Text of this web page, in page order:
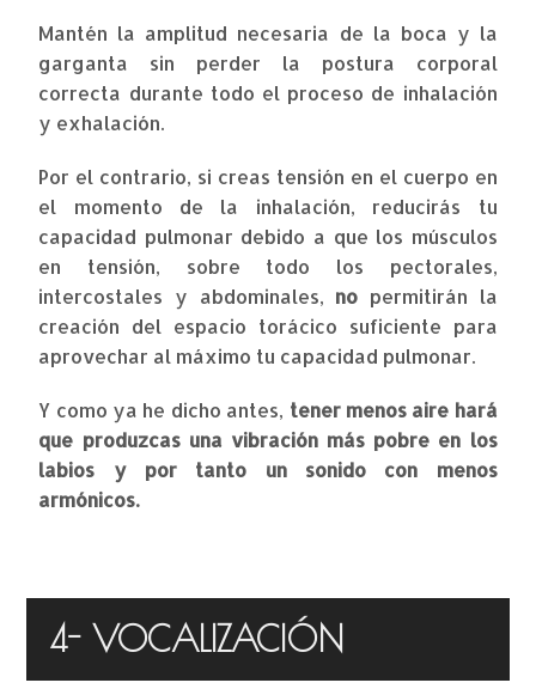
Mantén la amplitud necesaria de la boca y la
garganta sin perder la postura corporal
correcta durante todo el proceso de inhalación
y exhalación.
Por el contrario, si creas tensión en el cuerpo en
el momento de la inhalación, reducirás tu
capacidad pulmonar debido a que los músculos
en tensión, sobre todo los pectorales,
intercostales y abdominales, no permitirán la
creación del espacio torácico suficiente para
aprovechar al máximo tu capacidad pulmonar.
Y como ya he dicho antes, tener menos aire hará
que produzcas una vibración más pobre en los
labios y por tanto un sonido con menos
armónicos.
4- VOCALIZACIÓN